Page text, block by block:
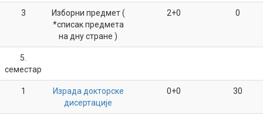
3
Изборни предмет (
*списак предмета
на дну стране )
2+0 0
5.
семестар
1
Израда докторске
дисертације
0+0 30